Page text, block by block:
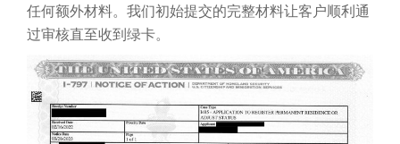
任何额外材料。我们初始提交的完整材料让客户顺利通
过审核直至收到绿卡。